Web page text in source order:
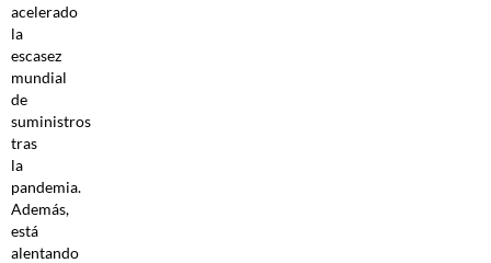
acelerado
la
escasez
mundial
de
suministros
tras
la
pandemia.
Además,
está
alentando